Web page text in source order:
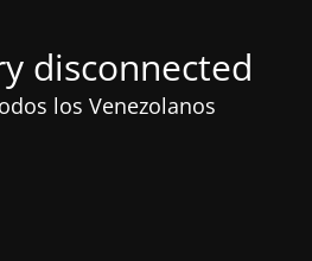
disconnected
los Venezolanos